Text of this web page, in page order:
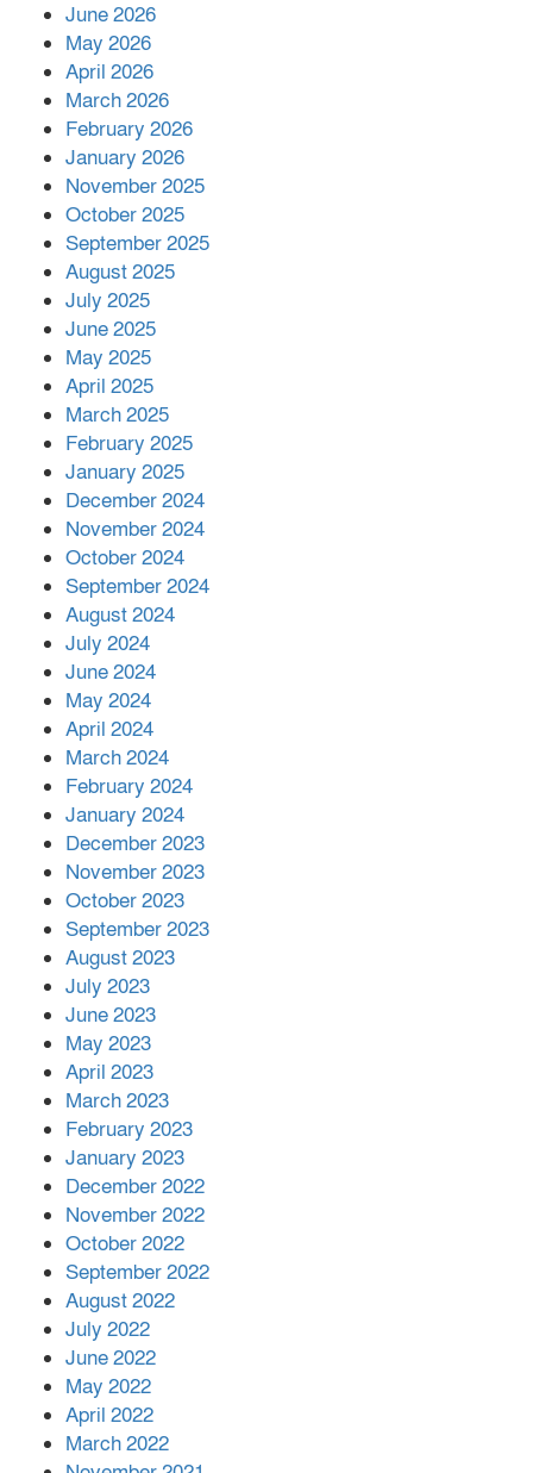
নলছিটিতে শ্রমিকদলের অবৈধ কমিটি
প্রকাশের অভিযোগ
আহত ৪০
June 2026
May 2026
April 2026
March 2026
February 2026
January 2026
November 2025
October 2025
September 2025
August 2025
July 2025
June 2025
May 2025
April 2025
March 2025
February 2025
January 2025
December 2024
November 2024
October 2024
September 2024
August 2024
July 2024
June 2024
May 2024
April 2024
March 2024
February 2024
January 2024
December 2023
November 2023
October 2023
September 2023
August 2023
July 2023
June 2023
May 2023
April 2023
March 2023
February 2023
January 2023
December 2022
November 2022
October 2022
September 2022
August 2022
July 2022
June 2022
May 2022
April 2022
March 2022